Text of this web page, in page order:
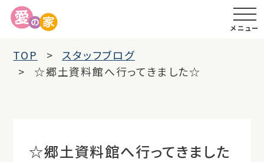
メニュー
TOP
スタッフブログ
☆郷土資料館へ行ってきました☆
☆郷土資料館へ行ってきました